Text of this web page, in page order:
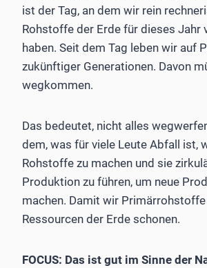
ist der Tag, an dem wir rein
Rohstoffe der Erde für dieses Jahr
haben. Seit dem Tag leben wir auf
zukünftiger Generationen. Davon
wegkommen.
Das bedeutet, nicht alles
dem, was für viele Leute Abfall ist,
Rohstoffe zu machen und sie
Produktion zu führen, um neue
machen. Damit wir
Ressourcen der Erde schonen.
FOCUS: Das ist gut im Sinne der